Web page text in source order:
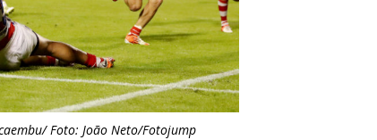
Foto: João Neto/Fotojump